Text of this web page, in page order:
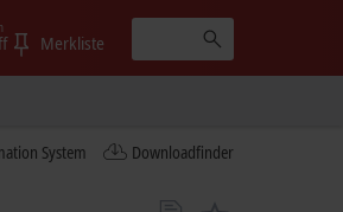
Merkliste
System Downloadfinder